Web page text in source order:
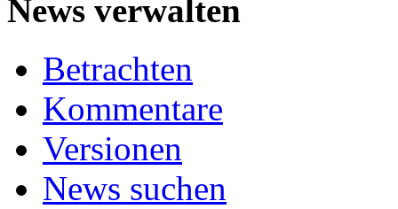
News verwalten
Betrachten
Kommentare
Versionen
News suchen